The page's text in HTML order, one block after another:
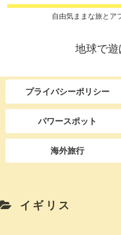
自由気ままな旅とア
地球で
プライバシーポリシー
パワースポット
海外旅行
イギリス